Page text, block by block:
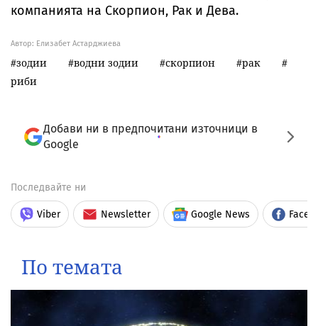
компанията на Скорпион, Рак и Дева.
Автор: Елизабет Астарджиева
зодии водни зодии скорпион
рак
риби
Добави ни в предпочитани източници в
Google
Последвайте ни
Viber Newsletter Google News
По темата